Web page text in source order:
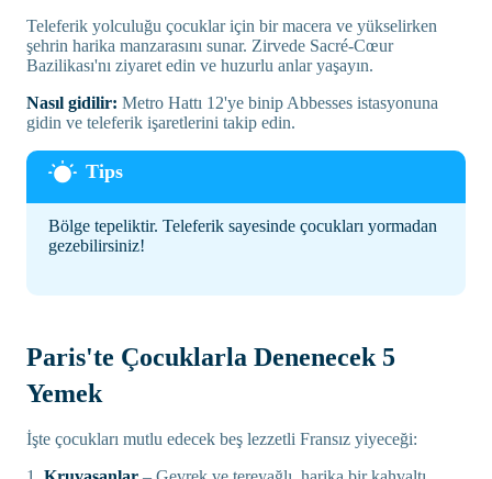
Teleferik yolculuğu çocuklar için bir macera ve yükselirken
şehrin harika manzarasını sunar. Zirvede Sacré-Cœur
Bazilikası'nı ziyaret edin ve huzurlu anlar yaşayın.
Nasıl gidilir: Metro Hattı 12'ye binip Abbesses istasyonuna
gidin ve teleferik işaretlerini takip edin.
Bölge tepeliktir. Teleferik sayesinde çocukları yormadan
gezebilirsiniz!
Paris'te Çocuklarla Denenecek 5
Yemek
İşte çocukları mutlu edecek beş lezzetli Fransız yiyeceği: